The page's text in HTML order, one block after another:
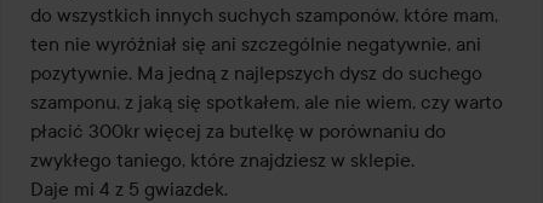
do wszystkich innych suchych szamponów, które mam,
ten nie wyróżniał się ani szczególnie negatywnie, ani
pozytywnie. Ma jedną z najlepszych dysz do suchego
szamponu, z jaką się spotkałem, ale nie wiem, czy warto
płacić 300kr więcej za butelkę w porównaniu do
zwykłego taniego, które znajdziesz w sklepie.
Daje mi 4 z 5 gwiazdek.